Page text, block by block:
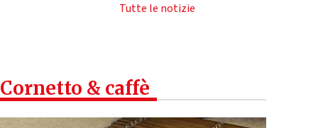
Tutte le notizie
Cornetto & caffè